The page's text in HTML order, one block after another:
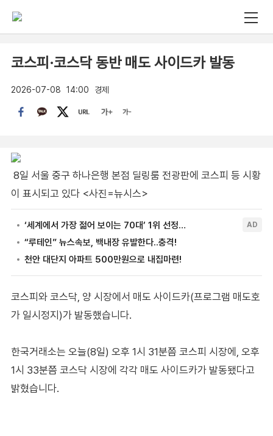
코스피·코스닥 동반 매도 사이드카 발동
2026-07-08 14:00 경제
8일 서울 중구 하나은행 본점 딜링룸 전광판에 코스피 등 시황
이 표시되고 있다 <사진=뉴시스>
코스피와 코스닥, 양 시장에서 매도 사이드카(프로그램 매도호
가 일시정지)가 발동했습니다.
한국거래소는 오늘(8일) 오후 1시 31분쯤 코스피 시장에, 오후
1시 33분쯤 코스닥 시장에 각각 매도 사이드카가 발동됐다고
밝혔습니다.